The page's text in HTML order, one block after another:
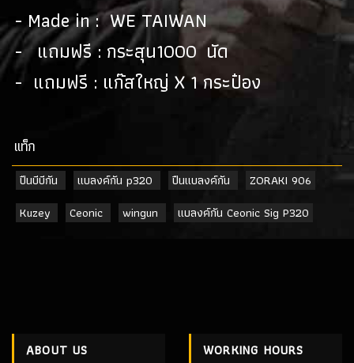
- Made in : WE TAIWAN
- แถมฟรี : กระสุน1000 นัด
- แถมฟรี : แก๊สใหญ่ X 1 กระป๋อง
เเท็ก
ปืนบีบีกัน แบลงค์กัน p320 ปืนแบลงค์กัน
ZORAKI 906
Kuzey
Ceonic wingun แบลงค์กัน Ceonic Sig P320
ABOUT US WORKING HOURS